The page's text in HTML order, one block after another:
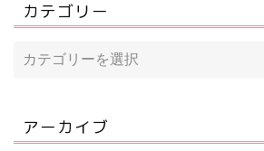
カテゴリー
アーカイブ